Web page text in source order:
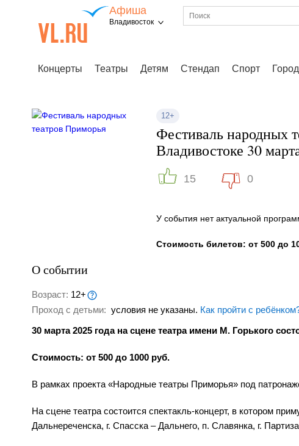
Афиша
Владивосток
Концерты Театры Детям Стендап Спорт
12+
Фестиваль народных
Владивостоке 30
15 0
У события нет актуальной
Стоимость билетов: от 500 до
О событии
Возраст: 12+
Проход с детьми: условия не указаны. Как пройти с
30 марта 2025 года на сцене театра имени М. Горького
Стоимость: от 500 до 1000 руб.
В рамках проекта «Народные театры Приморья» под
На сцене театра состоится спектакль-концерт, в котором
Дальнереченска, г. Спасска – Дальнего, п. Славянка, г.